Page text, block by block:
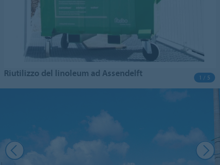
Riutilizzo del linoleum ad Assendelft 1 / 5